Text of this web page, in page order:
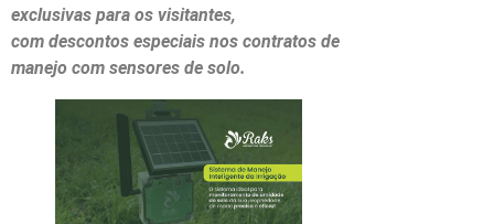
exclusivas para os visitantes,
com descontos especiais nos contratos de
manejo com sensores de solo.